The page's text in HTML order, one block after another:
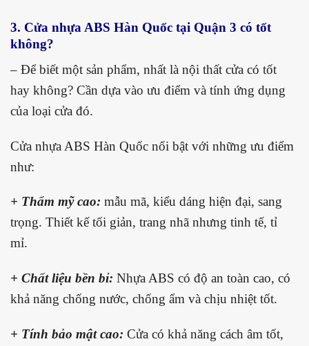
3. Cửa nhựa ABS Hàn Quốc tại Quận 3 có tốt
không?
– Để biết một sản phẩm, nhất là nội thất cửa có tốt
hay không? Cần dựa vào ưu điểm và tính ứng dụng
của loại cửa đó.
Cửa nhựa ABS Hàn Quốc nổi bật với những ưu điểm
như:
+ Thẩm mỹ cao: mẫu mã, kiểu dáng hiện đại, sang
trọng. Thiết kế tối giản, trang nhã nhưng tinh tế, tỉ
mỉ.
+ Chất liệu bền bỉ: Nhựa ABS có độ an toàn cao, có
khả năng chống nước, chống ẩm và chịu nhiệt tốt.
+ Tính bảo mật cao: Cửa có khả năng cách âm tốt,